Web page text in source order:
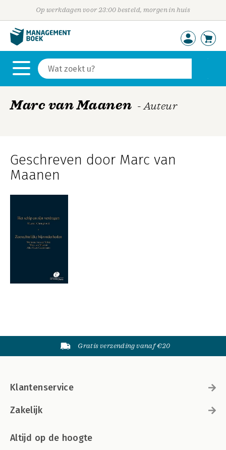
Op werkdagen voor 23:00 besteld, morgen in huis
Marc van Maanen - Auteur
Geschreven door Marc van
Maanen
Gratis verzending vanaf €20
Klantenservice
Zakelijk
Altijd op de hoogte